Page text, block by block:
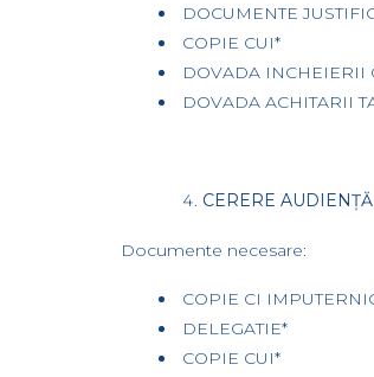
DOCUMENTE
COPIE CUI*
DOVADA INCHEIERII
DOVADA ACHITARII
CERERE AUDIENȚĂ
Documente necesare:
COPIE CI
DELEGATIE*
COPIE CUI*